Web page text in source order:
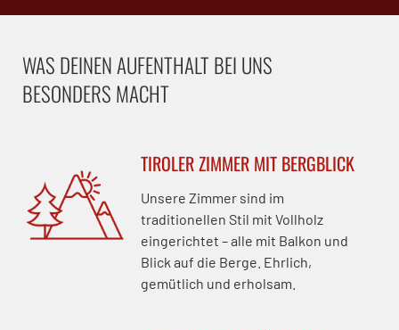
WAS DEINEN AUFENTHALT BEI UNS
BESONDERS MACHT
TIROLER ZIMMER MIT BERGBLICK
Unsere Zimmer sind im
traditionellen Stil mit Vollholz
eingerichtet – alle mit Balkon und
Blick auf die Berge. Ehrlich,
gemütlich und erholsam.